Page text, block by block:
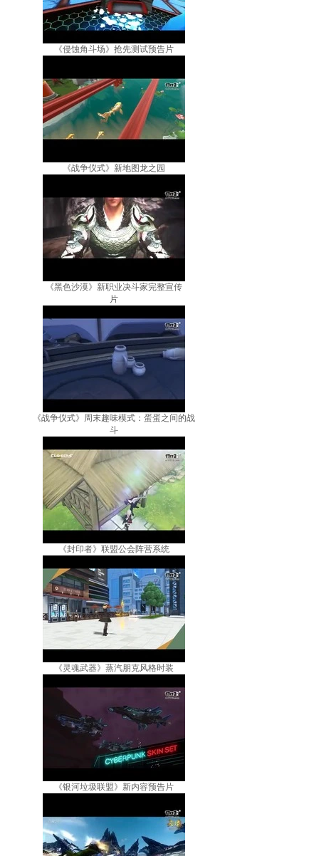
《侵蚀角斗场》抢先测试预告片
《战争仪式》新地图龙之园
《黑色沙漠》新职业决斗家完整宣传
片
《战争仪式》周末趣味模式：蛋蛋之间的战
斗
《封印者》联盟公会阵营系统
《灵魂武器》蒸汽朋克风格时装
《银河垃圾联盟》新内容预告片